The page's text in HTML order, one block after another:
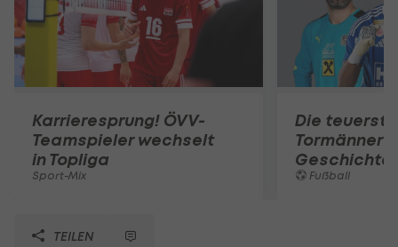
Karrieresprung! ÖVV-
Teamspieler wechselt
in Topliga
Sport-Mix
Die
Tormänner
Geschichte
Fußball
TEILEN